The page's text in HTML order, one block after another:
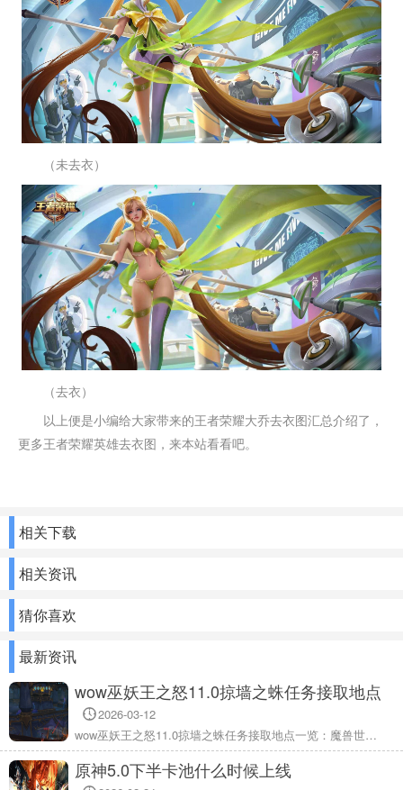
（未去衣）
（去衣）
以上便是小编给大家带来的王者荣耀大乔去衣图汇总介绍了，
更多王者荣耀英雄去衣图，来本站看看吧。
相关下载
相关资讯
猜你喜欢
最新资讯
wow巫妖王之怒11.0掠墙之蛛任务接取地点
一览2026-03-12
wow巫妖王之怒11.0掠墙之蛛任务接取地点一览：魔兽世界11.0很多任务还是挺多的，对于游戏中掠墙之蛛任务在哪接取呢？小编整理了wow11.0掠墙之蛛任务接取地点介绍，下面一起来看看相关的信息。
原神5.0下半卡池什么时候上线